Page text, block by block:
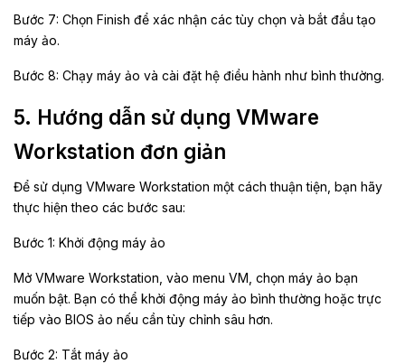
Bước 7: Chọn Finish để xác nhận các tùy chọn và bắt đầu tạo
máy ảo.
Bước 8: Chạy máy ảo và cài đặt hệ điều hành như bình thường.
5. Hướng dẫn sử dụng VMware
Workstation đơn giản
Để sử dụng VMware Workstation một cách thuận tiện, bạn hãy
thực hiện theo các bước sau:
Bước 1: Khởi động máy ảo
Mở VMware Workstation, vào menu VM, chọn máy ảo bạn
muốn bật. Bạn có thể khởi động máy ảo bình thường hoặc trực
tiếp vào BIOS ảo nếu cần tùy chỉnh sâu hơn.
Bước 2: Tắt máy ảo